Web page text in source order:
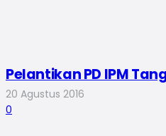
Pelantikan PD IPM
20 Agustus 2016
0